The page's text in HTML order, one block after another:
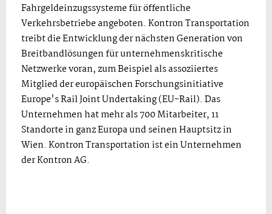
Fahrgeldeinzugssysteme für öffentliche
Verkehrsbetriebe angeboten. Kontron Transportation
treibt die Entwicklung der nächsten Generation von
Breitbandlösungen für unternehmenskritische
Netzwerke voran, zum Beispiel als assoziiertes
Mitglied der europäischen Forschungsinitiative
Europe's Rail Joint Undertaking (EU-Rail). Das
Unternehmen hat mehr als 700 Mitarbeiter, 11
Standorte in ganz Europa und seinen Hauptsitz in
Wien. Kontron Transportation ist ein Unternehmen
der Kontron AG.